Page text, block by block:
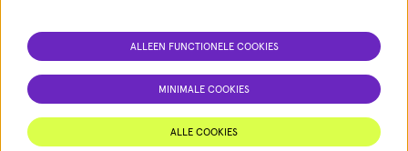
AANMELDEN NIEUWSBRIEF
ALLEEN FUNCTIONELE COOKIES
MINIMALE COOKIES
ALLE COOKIES